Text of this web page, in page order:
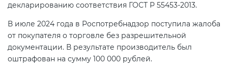
декларированию соответствия ГОСТ Р 55453-2013.
В июле 2024 года в Роспотребнадзор поступила жалоба
от покупателя о торговле без разрешительной
документации. В результате производитель был
оштрафован на сумму 100 000 рублей.